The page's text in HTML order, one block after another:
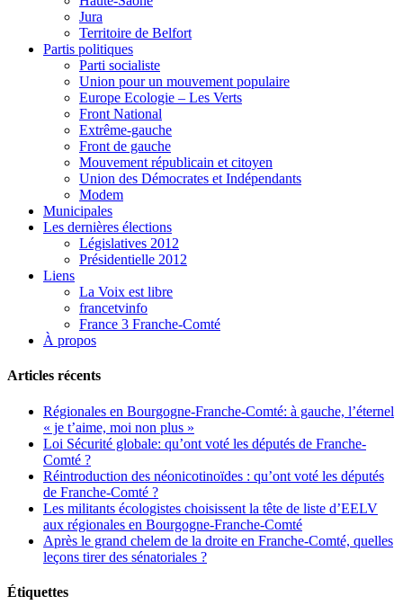
Jura
Territoire de Belfort
Partis politiques
Parti socialiste
Union pour un mouvement populaire
Europe Ecologie – Les Verts
Front National
Extrême-gauche
Front de gauche
Mouvement républicain et citoyen
Union des Démocrates et Indépendants
Modem
Municipales
Les dernières élections
Législatives 2012
Présidentielle 2012
Liens
La Voix est libre
francetvinfo
France 3 Franche-Comté
À propos
Articles récents
Régionales en Bourgogne-Franche-Comté: à gauche, l’éternel
« je t’aime, moi non plus »
Loi Sécurité globale: qu’ont voté les députés de Franche-
Comté ?
Réintroduction des néonicotinoïdes : qu’ont voté les députés
de Franche-Comté ?
Les militants écologistes choisissent la tête de liste d’EELV
aux régionales en Bourgogne-Franche-Comté
Après le grand chelem de la droite en Franche-Comté, quelles
leçons tirer des sénatoriales ?
Étiquettes